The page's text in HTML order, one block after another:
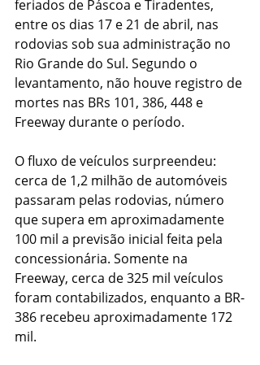
feriados de Páscoa e Tiradentes,
entre os dias 17 e 21 de abril, nas
rodovias sob sua administração no
Rio Grande do Sul. Segundo o
levantamento, não houve registro de
mortes nas BRs 101, 386, 448 e
Freeway durante o período.
O fluxo de veículos surpreendeu:
cerca de 1,2 milhão de automóveis
passaram pelas rodovias, número
que supera em aproximadamente
100 mil a previsão inicial feita pela
concessionária. Somente na
Freeway, cerca de 325 mil veículos
foram contabilizados, enquanto a BR-
386 recebeu aproximadamente 172
mil.